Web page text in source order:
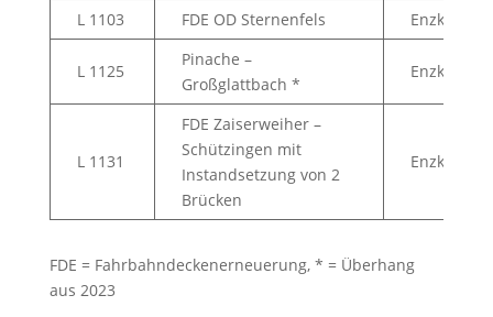
L 1103
FDE OD Sternenfels Enzkreis
L 1125
Pinache –
Großglattbach *
Enzkreis
L 1131
FDE Zaiserweiher –
Schützingen mit
Instandsetzung von 2
Brücken
Enzkreis
FDE = Fahrbahndeckenerneuerung, * = Überhang
aus 2023